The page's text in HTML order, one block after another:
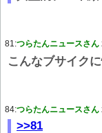
81:つらたんニュースさん
こんなブサイク
84:つらたんニュースさん
>>81